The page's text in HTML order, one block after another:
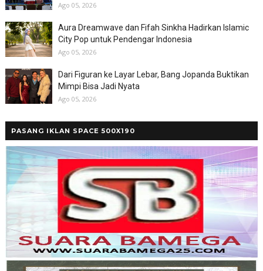
Ago 05, 2026
Aura Dreamwave dan Fifah Sinkha Hadirkan Islamic
City Pop untuk Pendengar Indonesia
Ago 05, 2026
Dari Figuran ke Layar Lebar, Bang Jopanda Buktikan
Mimpi Bisa Jadi Nyata
Ago 05, 2026
PASANG IKLAN SPACE 500X190